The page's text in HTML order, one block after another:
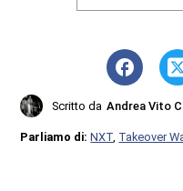
Scritto da Andrea Vito
Parliamo di:NXT Takeover